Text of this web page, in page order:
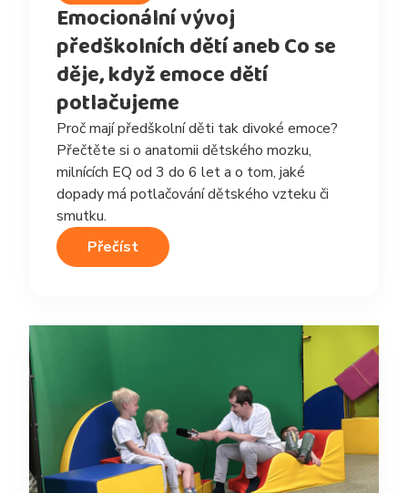
Emocionální vývoj
předškolních dětí aneb Co se
děje, když emoce dětí
potlačujeme
Proč mají předškolní děti tak divoké emoce?
Přečtěte si o anatomii dětského mozku,
milnících EQ od 3 do 6 let a o tom, jaké
dopady má potlačování dětského vzteku či
smutku.
Přečíst